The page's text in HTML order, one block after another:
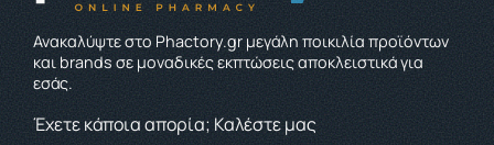
Ανακαλύψτε στο Phactory.gr μεγάλη ποικιλία προϊόντων
και brands σε μοναδικές εκπτώσεις αποκλειστικά για
εσάς.
Έχετε κάποια απορία; Καλέστε μας